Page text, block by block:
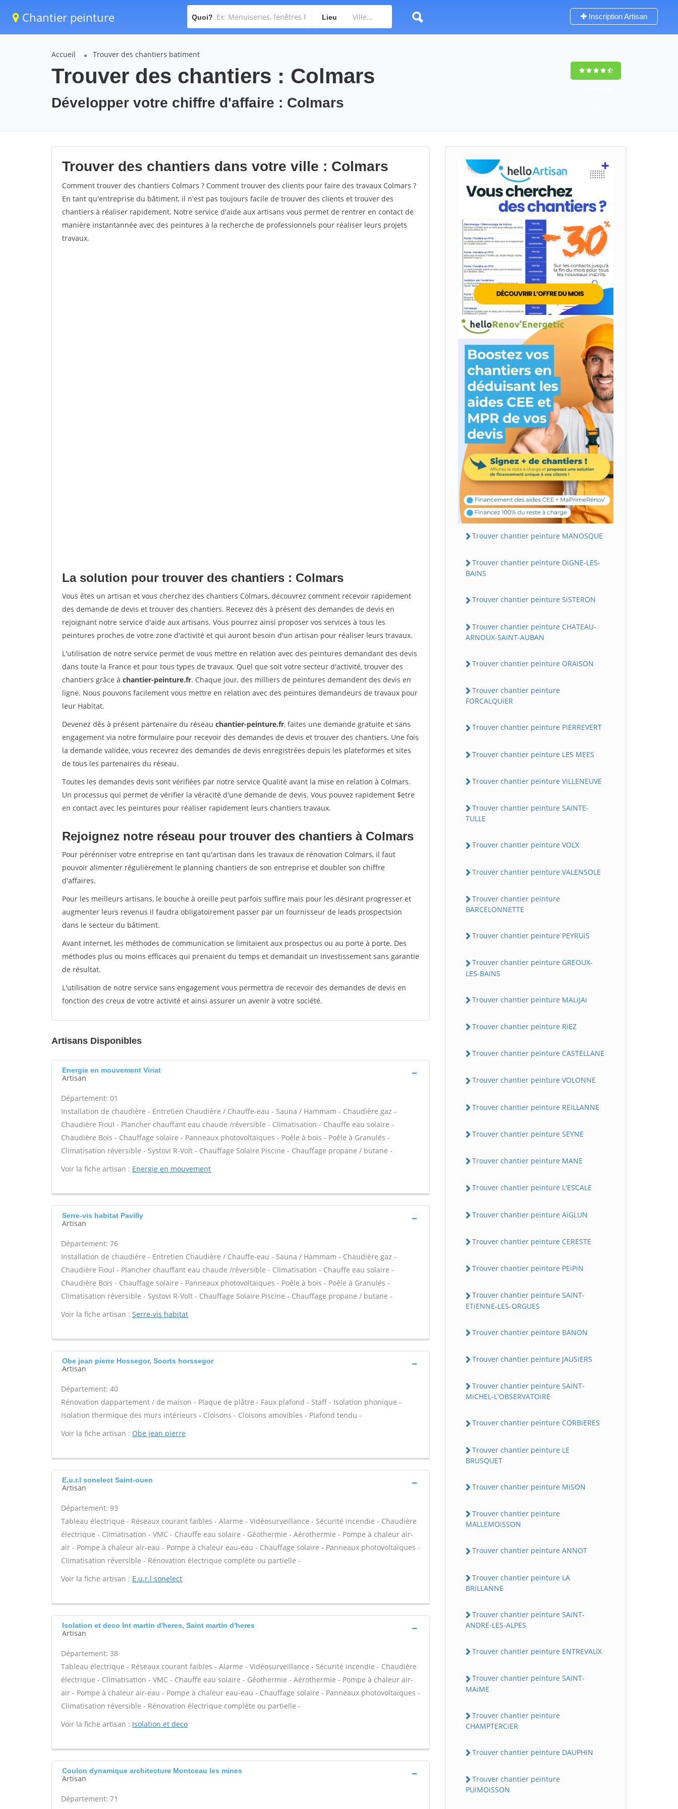
Chantier peinture Quoi? Lieu Inscription Artisan
Accueil Trouver des chantiers batiment
Trouver des chantiers : Colmars
Développer votre chiffre d'affaire : Colmars
Trouver des chantiers dans votre ville : Colmars
Comment trouver des chantiers Colmars ? Comment trouver des clients pour faire des travaux Colmars ?
En tant qu'entreprise du bâtiment, il n'est pas toujours facile de trouver des clients et trouver des
chantiers à réaliser rapidement. Notre service d'aide aux artisans vous permet de rentrer en contact de
manière instantannée avec des peintures à la recherche de professionnels pour réaliser leurs projets
travaux.
La solution pour trouver des chantiers : Colmars
Vous êtes un artisan et vous cherchez des chantiers Colmars, découvrez comment recevoir rapidement
des demande de devis et trouver des chantiers. Recevez dès à présent des demandes de devis en
rejoignant notre service d'aide aux artisans. Vous pourrez ainsi proposer vos services à tous les
peintures proches de votre zone d'activité et qui auront besoin d'un artisan pour réaliser leurs travaux.
L'utilisation de notre service permet de vous mettre en relation avec des peintures demandant des devis
dans toute la France et pour tous types de travaux. Quel que soit votre secteur d'activité, trouver des
chantiers grâce à chantier-peinture.fr. Chaque jour, des milliers de peintures demandent des devis en
ligne. Nous pouvons facilement vous mettre en relation avec des peintures demandeurs de travaux pour
leur Habitat.
Devenez dès à présent partenaire du réseau chantier-peinture.fr, faites une demande gratuite et sans
engagement via notre formulaire pour recevoir des demandes de devis et trouver des chantiers. Une fois
la demande validée, vous recevrez des demandes de devis enregistrées depuis les plateformes et sites
de tous les partenaires du réseau.
Toutes les demandes devis sont vérifiées par notre service Qualité avant la mise en relation à Colmars.
Un processus qui permet de vérifier la véracité d'une demande de devis. Vous pouvez rapidement $etre
en contact avec les peintures pour réaliser rapidement leurs chantiers travaux.
Rejoignez notre réseau pour trouver des chantiers à Colmars
Pour pérénniser votre entreprise en tant qu'artisan dans les travaux de rénovation Colmars, il faut
pouvoir alimenter régulièrement le planning chantiers de son entreprise et doubler son chiffre
d'affaires.
Pour les meilleurs artisans, le bouche à oreille peut parfois suffire mais pour les désirant progresser et
augmenter leurs revenus il faudra obligatoirement passer par un fournisseur de leads prospectsion
dans le secteur du bâtiment.
Avant internet, les méthodes de communication se limitaient aux prospectus ou au porte à porte. Des
méthodes plus ou moins efficaces qui prenaient du temps et demandait un investissement sans garantie
de résultat.
L'utilisation de notre service sans engagement vous permettra de recevoir des demandes de devis en
fonction des creux de votre activité et ainsi assurer un avenir à votre société.
Artisans Disponibles
Energie en mouvement Viriat
Artisan
Département: 01
Installation de chaudière - Entretien Chaudière / Chauffe-eau - Sauna / Hammam - Chaudière gaz -
Chaudière Fioul - Plancher chauffant eau chaude /réversible - Climatisation - Chauffe eau solaire -
Chaudière Bois - Chauffage solaire - Panneaux photovoltaïques - Poêle à bois - Poêle à Granulés -
Climatisation réversible - Systovi R-Volt - Chauffage Solaire Piscine - Chauffage propane / butane -
Voir la fiche artisan : Energie en mouvement
Serre-vis habitat Pavilly
Artisan
Département: 76
Installation de chaudière - Entretien Chaudière / Chauffe-eau - Sauna / Hammam - Chaudière gaz -
Chaudière Fioul - Plancher chauffant eau chaude /réversible - Climatisation - Chauffe eau solaire -
Chaudière Bois - Chauffage solaire - Panneaux photovoltaïques - Poêle à bois - Poêle à Granulés -
Climatisation réversible - Systovi R-Volt - Chauffage Solaire Piscine - Chauffage propane / butane -
Voir la fiche artisan : Serre-vis habitat
Obe jean pierre Hossegor, Soorts horssegor
Artisan
Département: 40
Rénovation dappartement / de maison - Plaque de plâtre - Faux plafond - Staff - Isolation phonique -
Isolation thermique des murs intérieurs - Cloisons - Cloisons amovibles - Plafond tendu -
Voir la fiche artisan : Obe jean pierre
E.u.r.l sonelect Saint-ouen
Artisan
Département: 93
Tableau électrique - Réseaux courant faibles - Alarme - Vidéosurveillance - Sécurité incendie - Chaudière
électrique - Climatisation - VMC - Chauffe eau solaire - Géothermie - Aérothermie - Pompe à chaleur air-
air - Pompe à chaleur air-eau - Pompe à chaleur eau-eau - Chauffage solaire - Panneaux photovoltaïques -
Climatisation réversible - Rénovation électrique complète ou partielle -
Voir la fiche artisan : E.u.r.l sonelect
Isolation et deco Int martin d'heres, Saint martin d'heres
Artisan
Département: 38
Tableau électrique - Réseaux courant faibles - Alarme - Vidéosurveillance - Sécurité incendie - Chaudière
électrique - Climatisation - VMC - Chauffe eau solaire - Géothermie - Aérothermie - Pompe à chaleur air-
air - Pompe à chaleur air-eau - Pompe à chaleur eau-eau - Chauffage solaire - Panneaux photovoltaïques -
Climatisation réversible - Rénovation électrique complète ou partielle -
Voir la fiche artisan : Isolation et deco
Coulon dynamique architecture Montceau les mines
Artisan
Département: 71
Trouver chantier peinture MANOSQUE
Trouver chantier peinture DiGNE-LES-
BAiNS
Trouver chantier peinture SiSTERON
Trouver chantier peinture CHATEAU-
ARNOUX-SAiNT-AUBAN
Trouver chantier peinture ORAiSON
Trouver chantier peinture
FORCALQUiER
Trouver chantier peinture PiERREVERT
Trouver chantier peinture LES MEES
Trouver chantier peinture ViLLENEUVE
Trouver chantier peinture SAiNTE-
TULLE
Trouver chantier peinture VOLX
Trouver chantier peinture VALENSOLE
Trouver chantier peinture
BARCELONNETTE
Trouver chantier peinture PEYRUiS
Trouver chantier peinture GREOUX-
LES-BAiNS
Trouver chantier peinture MALiJAi
Trouver chantier peinture RiEZ
Trouver chantier peinture CASTELLANE
Trouver chantier peinture VOLONNE
Trouver chantier peinture REiLLANNE
Trouver chantier peinture SEYNE
Trouver chantier peinture MANE
Trouver chantier peinture L'ESCALE
Trouver chantier peinture AiGLUN
Trouver chantier peinture CERESTE
Trouver chantier peinture PEiPiN
Trouver chantier peinture SAiNT-
ETiENNE-LES-ORGUES
Trouver chantier peinture BANON
Trouver chantier peinture JAUSiERS
Trouver chantier peinture SAiNT-
MiCHEL-L'OBSERVATOiRE
Trouver chantier peinture CORBiERES
Trouver chantier peinture LE
BRUSQUET
Trouver chantier peinture MiSON
Trouver chantier peinture
MALLEMOiSSON
Trouver chantier peinture ANNOT
Trouver chantier peinture LA
BRiLLANNE
Trouver chantier peinture SAiNT-
ANDRE-LES-ALPES
Trouver chantier peinture ENTREVAUX
Trouver chantier peinture SAiNT-
MAiME
Trouver chantier peinture
CHAMPTERCiER
Trouver chantier peinture DAUPHiN
Trouver chantier peinture
PUiMOiSSON